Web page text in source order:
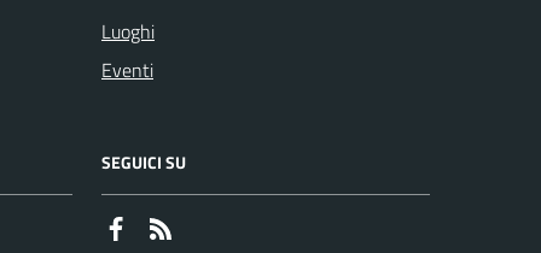
Luoghi
Eventi
SEGUICI SU